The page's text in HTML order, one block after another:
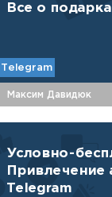
Все о
Telegram
Максим Давидюк
Условно-
Привлечение
Telegram